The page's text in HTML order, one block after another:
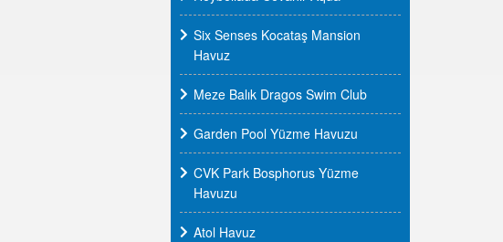
Six Senses Kocataş Mansion
Havuz
Meze Balık Dragos Swim Club
Garden Pool Yüzme Havuzu
CVK Park Bosphorus Yüzme
Havuzu
Atol Havuz